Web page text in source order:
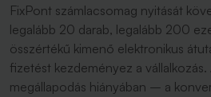
FixPont számlacsomag nyitását
legalább 20 darab, legalább 200
összértékű kimenő elektronikus
fizetést kezdeményez a
megállapodás hiányában – a